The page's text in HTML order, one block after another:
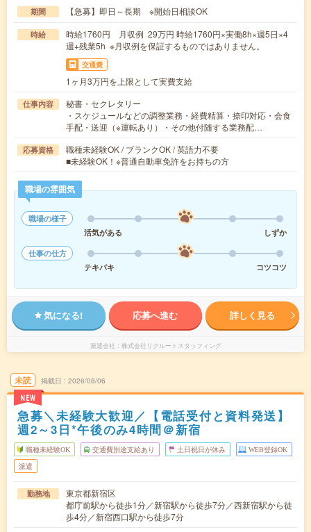
期間 【急募】即日～長期 ※開始日相談OK
時給
時給1760円 月収例 29万円 時給1760円×実働8h×週5日×4
週+残業5h ※月収例を保証するものではありません。
交通費
1ヶ月3万円を上限として実費支給
仕事内容
秘書・セクレタリー
・スケジュールなどの調整業務・経費精算・捺印対応・会食
手配・送迎（※運転あり）・その他付随する業務配…
応募資格
職種未経験OK / ブランクOK / 英語力不要
■未経験OK！※普通自動車免許をお持ちの方
職場の雰囲気
職場の様子
活気がある
しずか
仕事の仕方
テキパキ
コツコツ
気になる! 応募へ進む 詳しく見る
派遣会社 株式会社リクルートスタッフィング
未読
NEW
掲載日 2026/08/06
急募＼未経験大歓迎／【電話受付と資料発送】
週2～3日*午後のみ4時間＠新宿
職種未経験OK 交通費別途支給あり 土日祝日が休み WEB登録OK
派遣
勤務地
東京都新宿区
都庁前駅から徒歩1分／新宿駅から徒歩7分／西新宿駅から徒
歩4分／新宿西口駅から徒歩7分